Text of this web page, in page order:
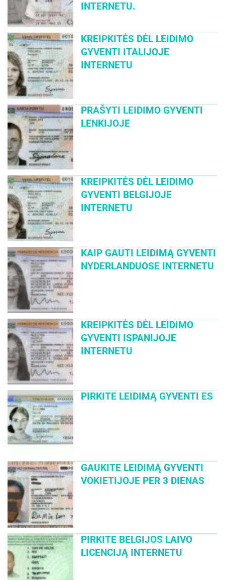
INTERNETU.
KREIPKITĖS DĖL LEIDIMO
GYVENTI ITALIJOJE
INTERNETU
PRAŠYTI LEIDIMO GYVENTI
LENKIJOJE
KREIPKITĖS DĖL LEIDIMO
GYVENTI BELGIJOJE
INTERNETU
KAIP GAUTI LEIDIMĄ GYVENTI
NYDERLANDUOSE INTERNETU
KREIPKITĖS DĖL LEIDIMO
GYVENTI ISPANIJOJE
INTERNETU
PIRKITE LEIDIMĄ GYVENTI ES
GAUKITE LEIDIMĄ GYVENTI
VOKIETIJOJE PER 3 DIENAS
PIRKITE BELGIJOS LAIVO
LICENCIJĄ INTERNETU